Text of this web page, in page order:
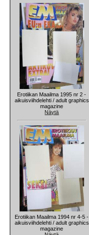
Erotiikan Maailma 1995 nr 2 -
aikuisviihdelehti / adult graphics
magazine
Näytä
Erotiikan Maailma 1994 nr 4-5 -
aikuisviihdelehti / adult graphics
magazine